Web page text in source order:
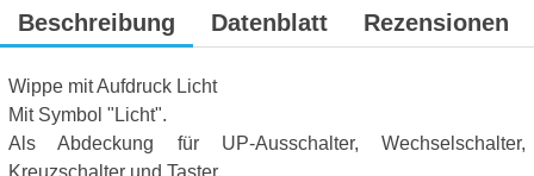
Beschreibung Datenblatt Rezensionen
Wippe mit Aufdruck Licht
Mit Symbol "Licht".
Als Abdeckung für UP-Ausschalter, Wechselschalter,
Kreuzschalter und Taster.